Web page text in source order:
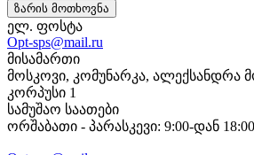
ზარის მოთხოვნა
ელ. ფოსტა
Opt-sps@mail.ru
მისამართი
მოსკოვი, კომუნარკა, ალექსანდრა
კორპუსი 1
სამუშაო საათები
ორშაბათი - პარასკევი: 9:00-დან